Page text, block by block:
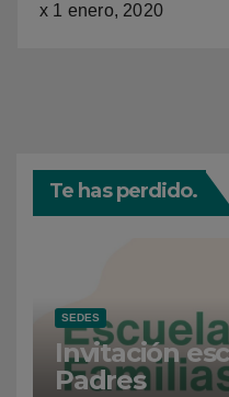
x 1 enero, 2020
Te has perdido.
SEDES
Invitación
Padres